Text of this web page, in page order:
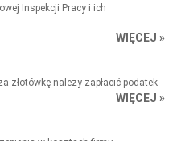
Inspekcji Pracy i ich
WIĘCEJ »
złotówkę należy zapłacić podatek
WIĘCEJ »